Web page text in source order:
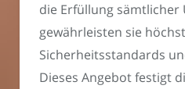
die Erfüllung sämtlicher
gewährleisten sie
Sicherheitsstandards
Dieses Angebot festigt